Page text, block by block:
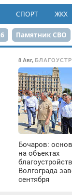
СПОРТ ЖКХ
Памятник СВО
ЦПКиО 80-летие
8 Авг,
Бочаров:
на объектах
Волгограда
сентября